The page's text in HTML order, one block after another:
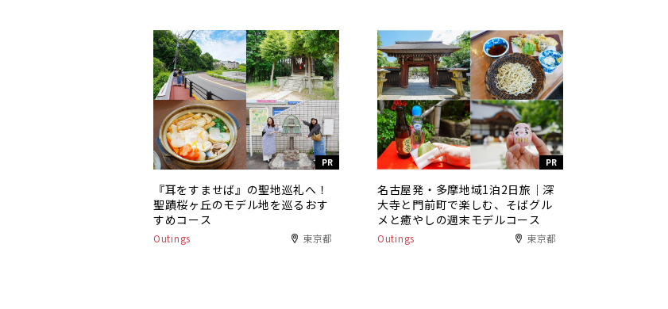
PR
『耳をすませば』の聖地巡礼へ！
聖蹟桜ヶ丘のモデル地を巡るおす
すめコース
Outings 東京都
PR
名古屋発・多摩地域1泊2日旅｜深
大寺と門前町で楽しむ、そばグル
メと癒やしの週末モデルコース
Outings 東京都